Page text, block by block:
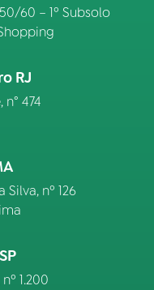
60 – 1º Subsolo
RJ
n° 474
nº 126
1.200